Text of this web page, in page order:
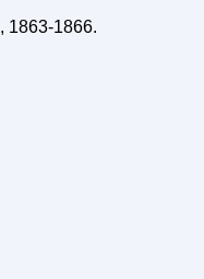
, 1863-1866.